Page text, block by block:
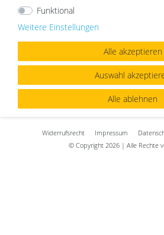
Diese Verbindung wird durch eine 256-
geschützt
«zur Startseite
Widerrufs­recht Impressum
© Copyright 2026 | Alle Rechte
Funktional
Weitere Einstellungen
Alle akzeptieren
Auswahl
Alle ablehnen